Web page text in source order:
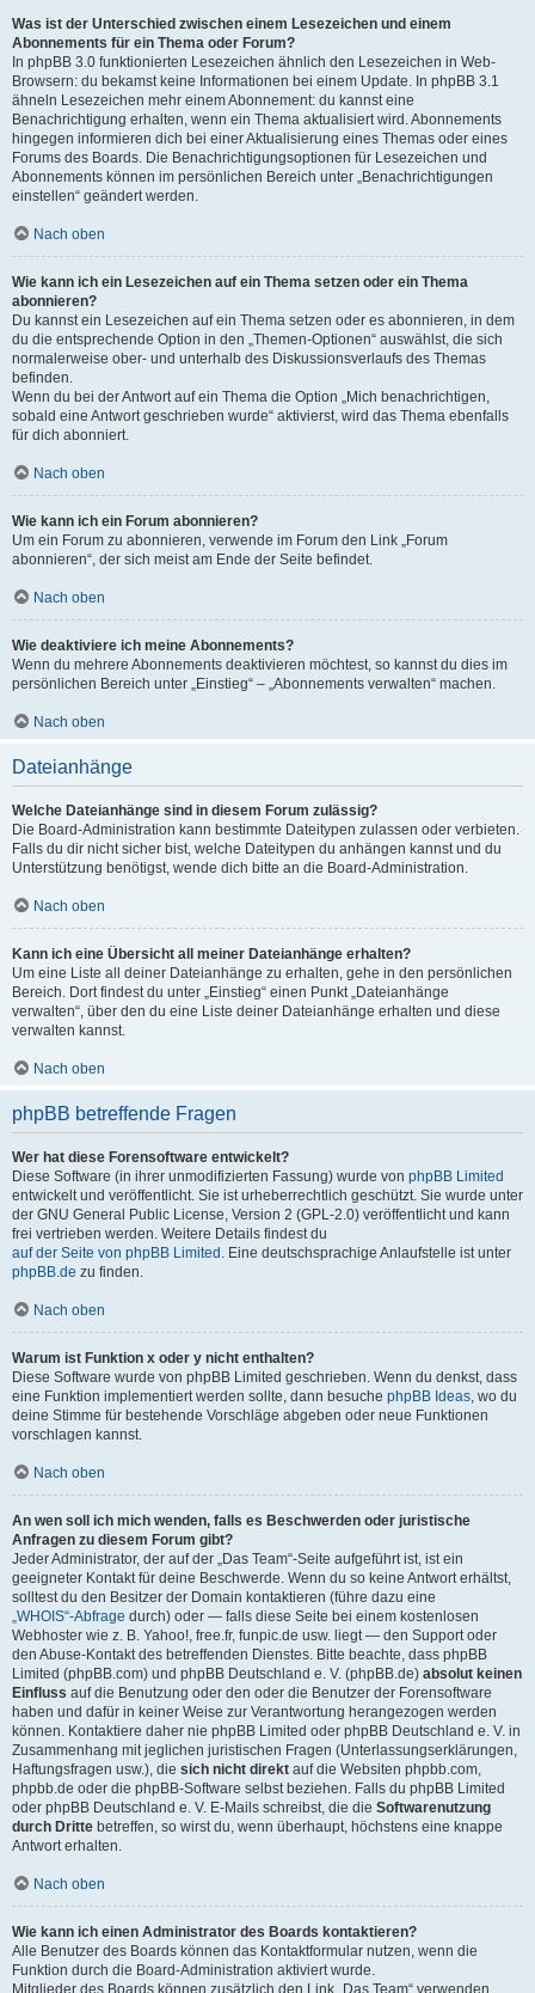
Was ist der Unterschied zwischen einem Lesezeichen und einem
Abonnements für ein Thema oder Forum?
In phpBB 3.0 funktionierten Lesezeichen ähnlich den Lesezeichen in Web-
Browsern: du bekamst keine Informationen bei einem Update. In phpBB 3.1
ähneln Lesezeichen mehr einem Abonnement: du kannst eine
Benachrichtigung erhalten, wenn ein Thema aktualisiert wird. Abonnements
hingegen informieren dich bei einer Aktualisierung eines Themas oder eines
Forums des Boards. Die Benachrichtigungsoptionen für Lesezeichen und
Abonnements können im persönlichen Bereich unter „Benachrichtigungen
einstellen“ geändert werden.
Nach oben
Wie kann ich ein Lesezeichen auf ein Thema setzen oder ein Thema
abonnieren?
Du kannst ein Lesezeichen auf ein Thema setzen oder es abonnieren, in dem
du die entsprechende Option in den „Themen-Optionen“ auswählst, die sich
normalerweise ober- und unterhalb des Diskussionsverlaufs des Themas
befinden.
Wenn du bei der Antwort auf ein Thema die Option „Mich benachrichtigen,
sobald eine Antwort geschrieben wurde“ aktivierst, wird das Thema ebenfalls
für dich abonniert.
Nach oben
Wie kann ich ein Forum abonnieren?
Um ein Forum zu abonnieren, verwende im Forum den Link „Forum
abonnieren“, der sich meist am Ende der Seite befindet.
Nach oben
Wie deaktiviere ich meine Abonnements?
Wenn du mehrere Abonnements deaktivieren möchtest, so kannst du dies im
persönlichen Bereich unter „Einstieg“ – „Abonnements verwalten“ machen.
Nach oben
Dateianhänge
Welche Dateianhänge sind in diesem Forum zulässig?
Die Board-Administration kann bestimmte Dateitypen zulassen oder verbieten.
Falls du dir nicht sicher bist, welche Dateitypen du anhängen kannst und du
Unterstützung benötigst, wende dich bitte an die Board-Administration.
Nach oben
Kann ich eine Übersicht all meiner Dateianhänge erhalten?
Um eine Liste all deiner Dateianhänge zu erhalten, gehe in den persönlichen
Bereich. Dort findest du unter „Einstieg“ einen Punkt „Dateianhänge
verwalten“, über den du eine Liste deiner Dateianhänge erhalten und diese
verwalten kannst.
Nach oben
phpBB betreffende Fragen
Wer hat diese Forensoftware entwickelt?
Diese Software (in ihrer unmodifizierten Fassung) wurde von phpBB Limited
entwickelt und veröffentlicht. Sie ist urheberrechtlich geschützt. Sie wurde unter
der GNU General Public License, Version 2 (GPL-2.0) veröffentlicht und kann
frei vertrieben werden. Weitere Details findest du
auf der Seite von phpBB Limited . Eine deutschsprachige Anlaufstelle ist unter
phpBB.de zu finden.
Nach oben
Warum ist Funktion x oder y nicht enthalten?
Diese Software wurde von phpBB Limited geschrieben. Wenn du denkst, dass
eine Funktion implementiert werden sollte, dann besuche phpBB Ideas, wo du
deine Stimme für bestehende Vorschläge abgeben oder neue Funktionen
vorschlagen kannst.
Nach oben
An wen soll ich mich wenden, falls es Beschwerden oder juristische
Anfragen zu diesem Forum gibt?
Jeder Administrator, der auf der „Das Team“-Seite aufgeführt ist, ist ein
geeigneter Kontakt für deine Beschwerde. Wenn du so keine Antwort erhältst,
solltest du den Besitzer der Domain kontaktieren (führe dazu eine
„WHOIS“-Abfrage durch) oder — falls diese Seite bei einem kostenlosen
Webhoster wie z. B. Yahoo!, free.fr, funpic.de usw. liegt — den Support oder
den Abuse-Kontakt des betreffenden Dienstes. Bitte beachte, dass phpBB
Limited (phpBB.com) und phpBB Deutschland e. V. (phpBB.de) absolut keinen
Einfluss auf die Benutzung oder den oder die Benutzer der Forensoftware
haben und dafür in keiner Weise zur Verantwortung herangezogen werden
können. Kontaktiere daher nie phpBB Limited oder phpBB Deutschland e. V. in
Zusammenhang mit jeglichen juristischen Fragen (Unterlassungserklärungen,
Haftungsfragen usw.), die sich nicht direkt auf die Websiten phpbb.com,
phpbb.de oder die phpBB-Software selbst beziehen. Falls du phpBB Limited
oder phpBB Deutschland e. V. E-Mails schreibst, die die Softwarenutzung
durch Dritte betreffen, so wirst du, wenn überhaupt, höchstens eine knappe
Antwort erhalten.
Nach oben
Wie kann ich einen Administrator des Boards kontaktieren?
Alle Benutzer des Boards können das Kontaktformular nutzen, wenn die
Funktion durch die Board-Administration aktiviert wurde.
Mitglieder des Boards können zusätzlich den Link „Das Team“ verwenden.